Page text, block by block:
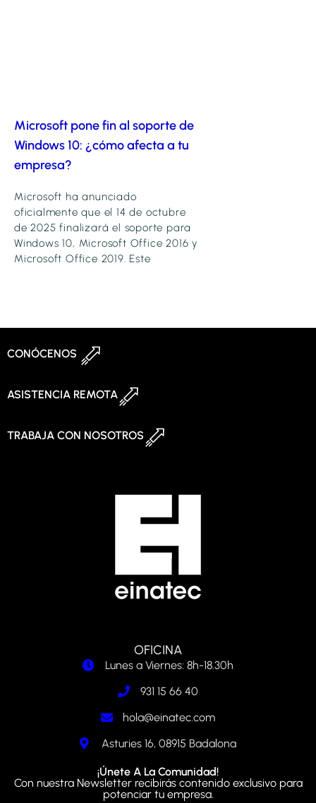
Microsoft pone fin al soporte de
Windows 10: ¿cómo afecta a tu
empresa?
Microsoft ha anunciado
oficialmente que el 14 de octubre
de 2025 finalizará el soporte para
Windows 10, Microsoft Office 2016 y
Microsoft Office 2019. Este
CONÓCENOS
ASISTENCIA REMOTA
TRABAJA CON NOSOTROS
OFICINA
Lunes a Viernes: 8h-18.30h
931 15 66 40
hola@einatec.com
Asturies 16, 08915 Badalona
¡Únete A La Comunidad!
Con nuestra Newsletter recibirás contenido exclusivo para
potenciar tu empresa.